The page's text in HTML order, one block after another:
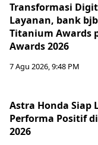
Transformasi
Layanan, bank
Titanium Awards
Awards 2026
7 Agu 2026, 9:48 PM
Astra Honda Siap
Performa Positif
2026